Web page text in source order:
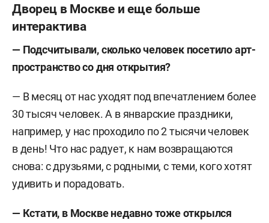
Дворец в Москве и еще больше
интерактива
— Подсчитывали, сколько человек посетило арт-
пространство со дня открытия?
— В месяц от нас уходят под впечатлением более
30 тысяч человек. А в январские праздники,
например, у нас проходило по 2 тысячи человек
в день! Что нас радует, к нам возвращаются
снова: с друзьями, с родными, с теми, кого хотят
удивить и порадовать.
— Кстати, в Москве недавно тоже открылся